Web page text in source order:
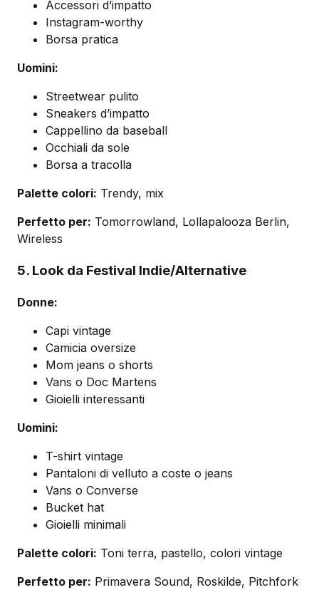
Accessori d’impatto
Instagram-worthy
Borsa pratica
Uomini:
Streetwear pulito
Sneakers d’impatto
Cappellino da baseball
Occhiali da sole
Borsa a tracolla
Palette colori: Trendy, mix
Perfetto per: Tomorrowland, Lollapalooza Berlin,
Wireless
5. Look da Festival Indie/Alternative
Donne:
Capi vintage
Camicia oversize
Mom jeans o shorts
Vans o Doc Martens
Gioielli interessanti
Uomini:
T-shirt vintage
Pantaloni di velluto a coste o jeans
Vans o Converse
Bucket hat
Gioielli minimali
Palette colori: Toni terra, pastello, colori vintage
Perfetto per: Primavera Sound, Roskilde, Pitchfork